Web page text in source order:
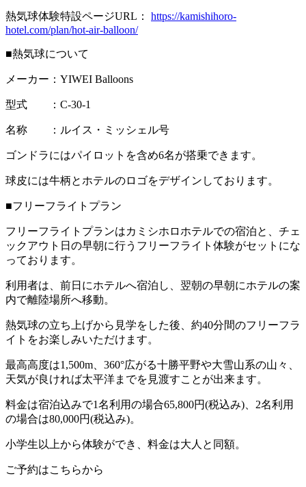
熱気球体験特設ページURL： https://kamishihoro-
hotel.com/plan/hot-air-balloon/
■熱気球について
メーカー：YIWEI Balloons
型式 ：C-30-1
名称 ：ルイス・ミッシェル号
ゴンドラにはパイロットを含め6名が搭乗できます。
球皮には牛柄とホテルのロゴをデザインしております。
■フリーフライトプラン
フリーフライトプランはカミシホロホテルでの宿泊と、チェ
ックアウト日の早朝に行うフリーフライト体験がセットにな
っております。
利用者は、前日にホテルへ宿泊し、翌朝の早朝にホテルの案
内で離陸場所へ移動。
熱気球の立ち上げから見学をした後、約40分間のフリーフラ
イトをお楽しみいただけます。
最高高度は1,500m、360°広がる十勝平野や大雪山系の山々、
天気が良ければ太平洋までを見渡すことが出来ます。
料金は宿泊込みで1名利用の場合65,800円(税込み)、2名利用
の場合は80,000円(税込み)。
小学生以上から体験ができ、料金は大人と同額。
ご予約はこちらから